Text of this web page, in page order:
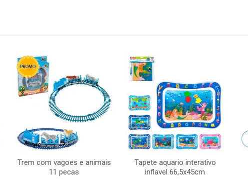
Trem com vagoes e animais
11 pecas
Tapete aquario interativo
inflavel 66,5x45cm